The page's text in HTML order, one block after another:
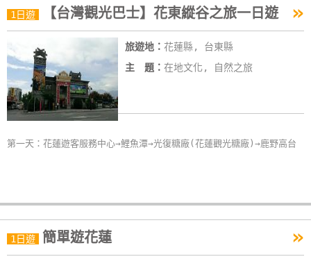
會
帳
戶
客
服
Line
線
1日遊 【台灣觀光巴士】花東縱谷之旅一日遊 »
旅遊地： 花蓮縣, 台東縣
主 題： 在地文化, 自然之旅
第一天：花蓮遊客服務中心→鯉魚潭→光復糖廠(花蓮觀光糖廠)→鹿野高台
1日遊 簡單遊花蓮 »